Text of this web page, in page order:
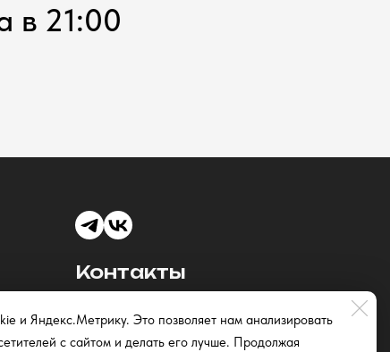
в 21:00
и Яндекс.Метрику. Это позволяет нам анализировать
с сайтом и делать его лучше. Продолжая
Контакты
участников